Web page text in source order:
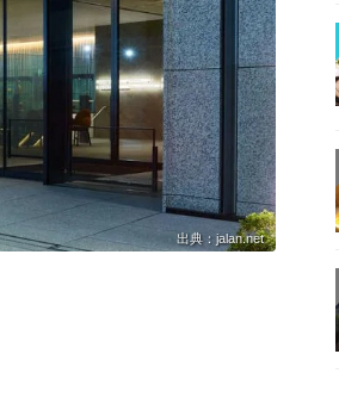
出典：jalan.net